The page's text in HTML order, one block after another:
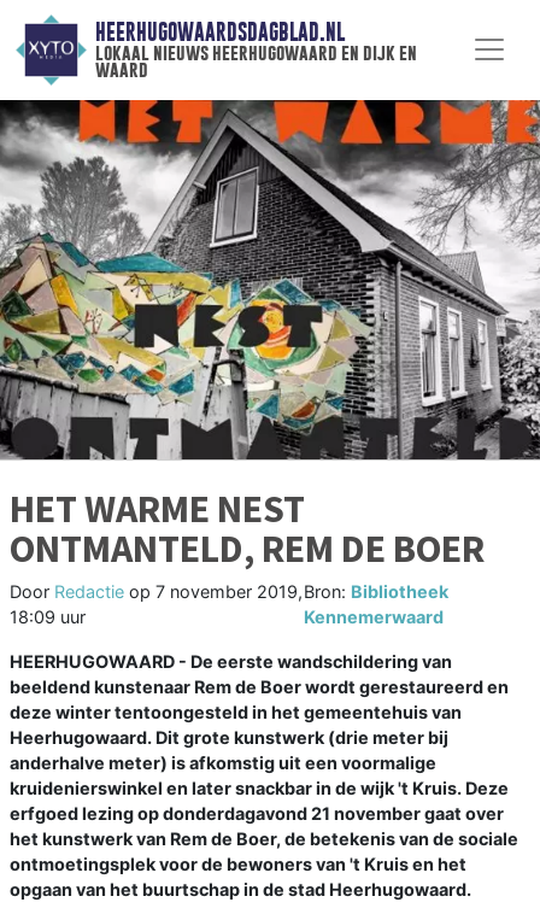
HEERHUGOWAARDSDAGBLAD.NL
lokaal nieuws heerhugowaard en dijk en
waard
HET WARME NEST
ONTMANTELD, REM DE BOER
Door Redactie op 7 november 2019,
18:09 uur
Bron: Bibliotheek
Kennemerwaard
HEERHUGOWAARD - De eerste wandschildering van
beeldend kunstenaar Rem de Boer wordt gerestaureerd en
deze winter tentoongesteld in het gemeentehuis van
Heerhugowaard. Dit grote kunstwerk (drie meter bij
anderhalve meter) is afkomstig uit een voormalige
kruidenierswinkel en later snackbar in de wijk 't Kruis. Deze
erfgoed lezing op donderdagavond 21 november gaat over
het kunstwerk van Rem de Boer, de betekenis van de sociale
ontmoetingsplek voor de bewoners van 't Kruis en het
opgaan van het buurtschap in de stad Heerhugowaard.